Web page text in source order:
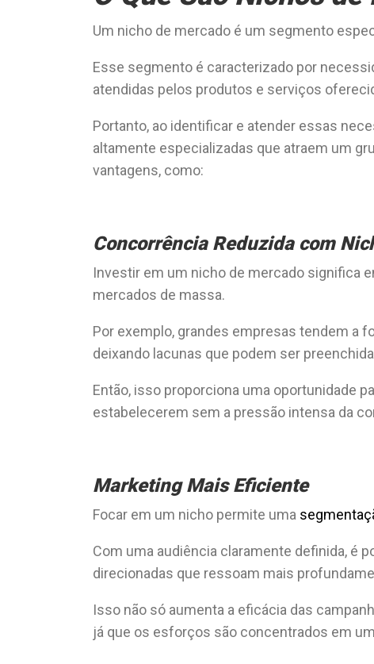
Um nicho de mercado é um segmento
Esse segmento é caracterizado por
atendidas pelos produtos e serviços
Portanto, ao identificar e atender essas
altamente especializadas que atraem um
vantagens, como:
Concorrência Reduzida com
Investir em um nicho de mercado significa
mercados de massa.
Por exemplo, grandes empresas tendem a
deixando lacunas que podem ser
Então, isso proporciona uma oportunidade
estabelecerem sem a pressão intensa da
Marketing Mais Eficiente
Focar em um nicho permite uma
Com uma audiência claramente definida, é
direcionadas que ressoam mais
Isso não só aumenta a eficácia das
já que os esforços são concentrados em